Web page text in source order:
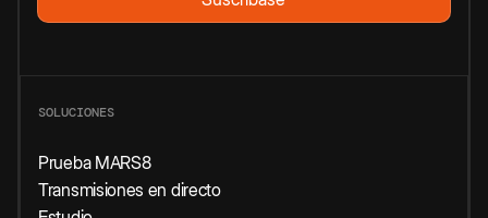
SOLUCIONES
Prueba MARS8
Transmisiones en directo